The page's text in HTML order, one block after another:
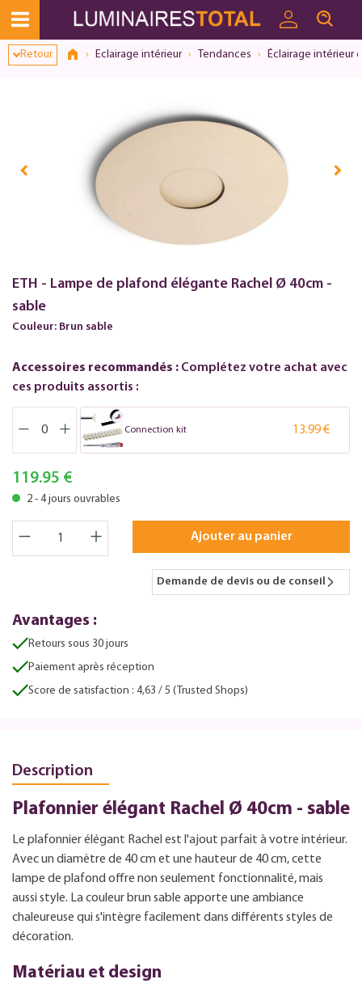
Retour Eclairage intérieur Tendances Éclairage intérieur
ETH - Lampe de plafond élégante Rachel Ø 40cm -
sable
Couleur: Brun sable
Accessoires recommandés : Complétez votre achat avec
ces produits assortis :
Connection kit 13.99 €
119.95 €
2 - 4 jours ouvrables
Ajouter au panier
Demande de devis ou de conseil
Avantages :
Retours sous 30 jours
Paiement après réception
Score de satisfaction : 4,63 / 5 (Trusted Shops)
Description
Plafonnier élégant Rachel Ø 40cm - sable
Le plafonnier élégant Rachel est l'ajout parfait à votre intérieur.
Avec un diamètre de 40 cm et une hauteur de 40 cm, cette
lampe de plafond offre non seulement fonctionnalité, mais
aussi style. La couleur brun sable apporte une ambiance
chaleureuse qui s'intègre facilement dans différents styles de
décoration.
Matériau et design
Dialogue de consentement ouvert